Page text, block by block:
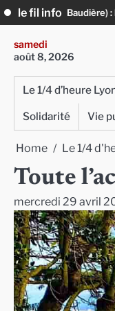
Skip
to
content
le fil info
l’histoire vivante du cuir
samedi
août 8, 2026
Le 1/4 d’heure
Solidarité
Vie
Home Le 1/4
Toute
mercredi 29 avril